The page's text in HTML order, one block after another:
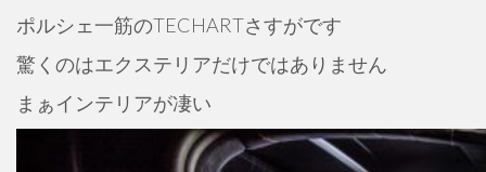
ポルシェ一筋のTECHARTさすがです
驚くのはエクステリアだけではありません
まぁインテリアが凄い